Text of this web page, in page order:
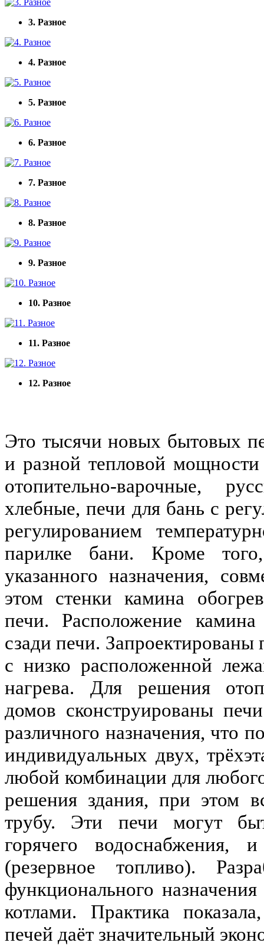
3. Разное
4. Разное
5. Разное
6. Разное
7. Разное
8. Разное
9. Разное
10. Разное
11. Разное
12. Разное
Это тысячи новых бытовых
и разной тепловой
отопительно-варочные,
хлебные, печи для бань с
регулированием
парилке бани. Кроме
указанного назначения,
этом стенки камина
печи. Расположение
сзади печи. Запроектированы
с низко расположенной
нагрева. Для решения
домов сконструированы
различного назначения, что
индивидуальных двух,
любой комбинации для
решения здания, при этом
трубу. Эти печи могут
горячего водоснабжения, и
(резервное топливо).
функционального
котлами. Практика
печей даёт значительный